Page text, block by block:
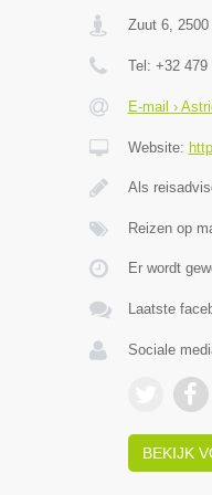
Zuut 6, 2500
Tel: +32 479
E-mail ›
Website:
Als
Reizen op
Er wordt
Laatste
Sociale
BEKIJK